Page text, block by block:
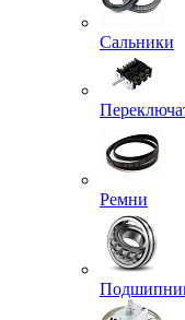
Сальники
Ремни